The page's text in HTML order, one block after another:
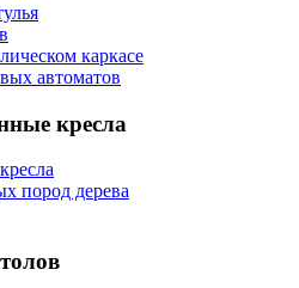
каркасе
автоматов
кресла
пород дерева